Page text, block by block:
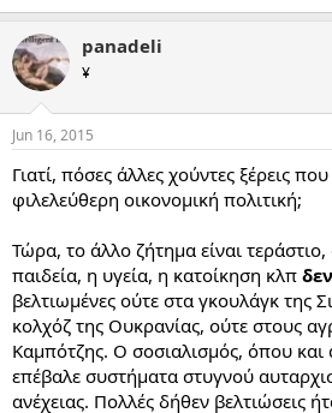
panadeli
¥
Jun 16, 2015
Γιατί, πόσες άλλες χούντες ξέρεις
φιλελεύθερη οικονομική πολιτική;
Τώρα, το άλλο ζήτημα είναι
παιδεία, η υγεία, η κατοίκηση κλπ δεν
βελτιωμένες ούτε στα γκουλάγκ της
κολχόζ της Ουκρανίας, ούτε στους
Καμπότζης. Ο σοσιαλισμός, όπου και
επέβαλε συστήματα στυγνού
ανέχειας. Πολλές δήθεν βελτιώσεις